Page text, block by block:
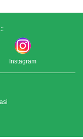
Instagram